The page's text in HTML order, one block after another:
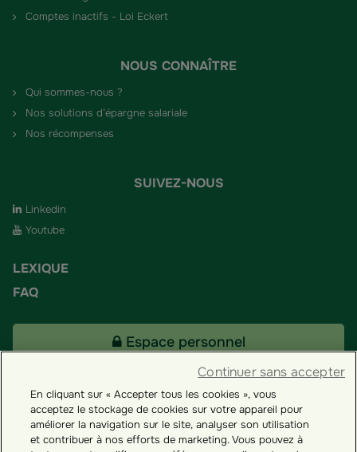
Comptes inactifs - Loi Eckert
NOUS CONNAÎTRE
Qui sommes-nous ?
Nos solutions d’épargne salariale
Nos récompenses
SUIVEZ-NOUS
Linkedin
Youtube
LEXIQUE
FAQ
Espace personnel
Tous nos fonds
En cliquant sur « Accepter tous les cookies », vous
acceptez le stockage de cookies sur votre appareil pour
améliorer la navigation sur le site, analyser son utilisation
et contribuer à nos efforts de marketing. Vous pouvez à
Continuer sans accepter